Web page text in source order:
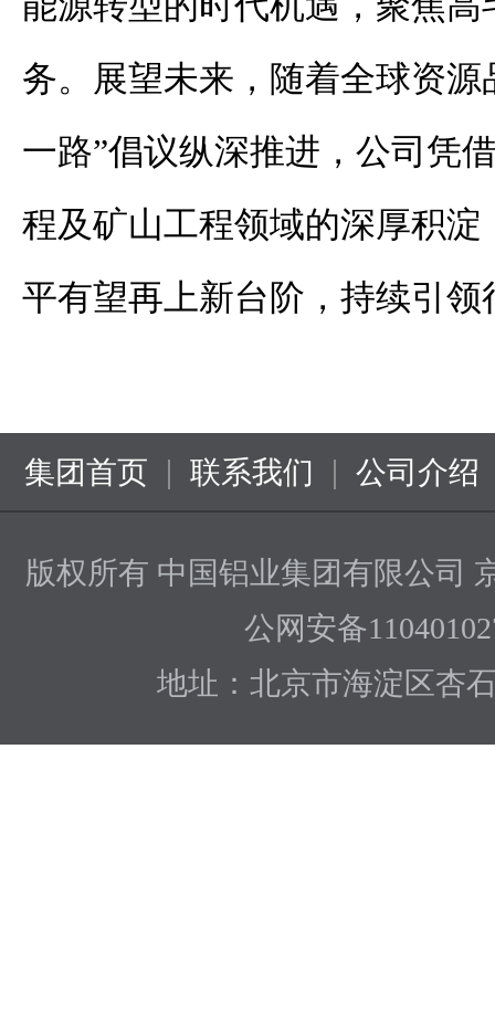
务。展望未来，随着全球资源
一路”倡议纵深推进，公司凭
程及矿山工程领域的深厚积
平有望再上新台阶，持续引
集团首页 | 联系我们 | 公司介绍
版权所有 中国铝业集团有限公司
公网安备
地址：北京市海淀区杏